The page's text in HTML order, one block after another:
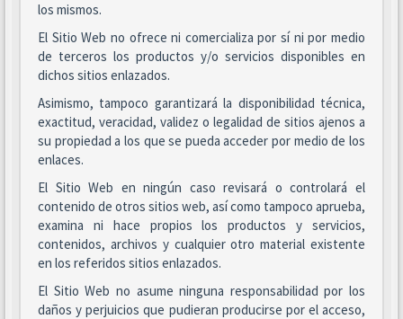
los mismos.
El Sitio Web no ofrece ni comercializa por sí ni por medio
de terceros los productos y/o servicios disponibles en
dichos sitios enlazados.
Asimismo, tampoco garantizará la disponibilidad técnica,
exactitud, veracidad, validez o legalidad de sitios ajenos a
su propiedad a los que se pueda acceder por medio de los
enlaces.
El Sitio Web en ningún caso revisará o controlará el
contenido de otros sitios web, así como tampoco aprueba,
examina ni hace propios los productos y servicios,
contenidos, archivos y cualquier otro material existente
en los referidos sitios enlazados.
El Sitio Web no asume ninguna responsabilidad por los
daños y perjuicios que pudieran producirse por el acceso,